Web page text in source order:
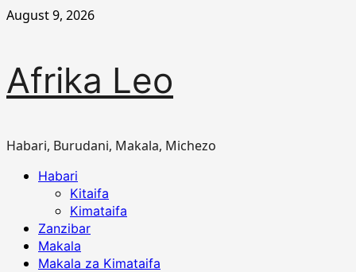
Skip
August 9, 2026
Afrika Leo
Habari, Burudani, Makala, Michezo
PrimaryHabari
Kitaifa
Kimataifa
Zanzibar
Makala
Makala za Kimataifa